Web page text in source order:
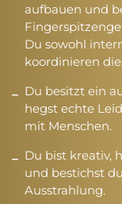
aufbauen und
Du sowohl
koordinieren
Du besitzt ein
hegst echte
mit Menschen.
Du bist kreativ,
und bestichst
Ausstrahlung.